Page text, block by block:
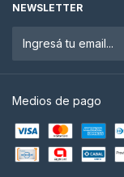
NEWSLETTER
Medios de pago